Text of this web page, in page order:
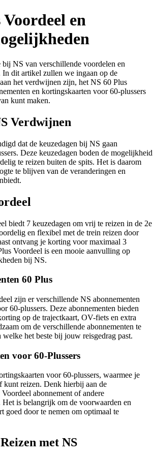
en
bij NS van verschillende voordelen en
dit artikel zullen we ingaan op de
het verdwijnen zijn, het NS 60 Plus
en kortingskaarten voor 60-plussers
kunt maken.
Verdwijnen
dat de keuzedagen bij NS gaan
Deze keuzedagen boden de mogelijkheid
te reizen buiten de spits. Het is daarom
te blijven van de veranderingen en
biedt 7 keuzedagen om vrij te reizen in de 2e
en flexibel met de trein reizen door
ontvang je korting voor maximaal 3
Voordeel is een mooie aanvulling op
bij NS.
60 Plus
zijn er verschillende NS abonnementen
60-plussers. Deze abonnementen bieden
op de trajectkaart, OV-fiets en extra
om de verschillende abonnementen te
het beste bij jouw reisgedrag past.
voor 60-Plussers
voor 60-plussers, waarmee je
kunt reizen. Denk hierbij aan de
abonnement of andere
is belangrijk om de voorwaarden en
goed door te nemen om optimaal te
met NS